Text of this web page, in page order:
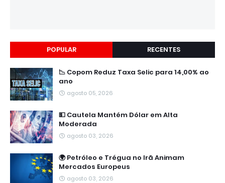
POPULAR RECENTES
📉 Copom Reduz Taxa Selic para 14,00% ao
ano
agosto 05, 2026
💵 Cautela Mantém Dólar em Alta
Moderada
agosto 03, 2026
🌍 Petróleo e Trégua no Irã Animam
Mercados Europeus
agosto 03, 2026